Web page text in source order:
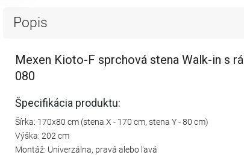
Popis
Mexen Kioto-F sprchová stena Walk-in s
080
Špecifikácia produktu:
Šírka: 170x80 cm (stena X - 170 cm, stena Y - 80 cm)
Výška: 202 cm
Montáž: Univerzálna, pravá alebo ľavá